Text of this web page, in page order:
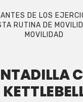
DE LOS
RUTINA DE
MOVILIDAD